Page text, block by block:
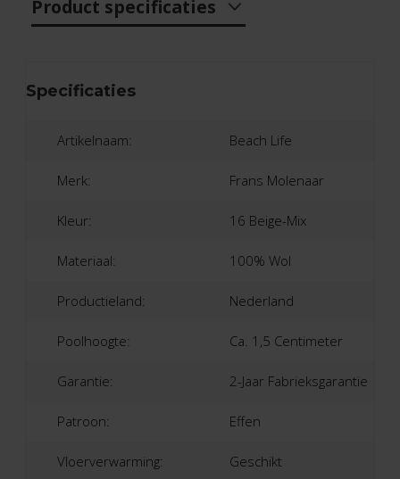
Product specificaties
Specificaties
Artikelnaam: Beach Life
Merk: Frans Molenaar
Kleur: 16 Beige-Mix
Materiaal: 100% Wol
Productieland: Nederland
Poolhoogte: Ca. 1,5 Centimeter
Garantie: 2-Jaar Fabrieksgarantie
Patroon: Effen
Vloerverwarming: Geschikt